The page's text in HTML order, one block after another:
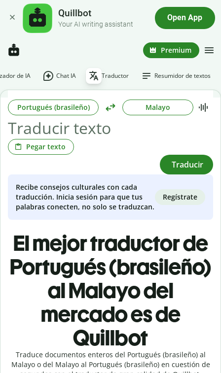
Quillbot
Your AI writing assistant
Open App
Premium
de IA Chat IA Traductor Resumidor de textos
Portugués (brasileño) Malayo
Pegar texto
Traducir
Recibe consejos culturales con cada
traducción. Inicia sesión para que tus
palabras conecten, no solo se traduzcan.
Regístrate
El mejor traductor de
Portugués (brasileño)
al Malayo del
mercado es de
Quillbot
Traduce documentos enteros del Portugués (brasileño) al
Malayo o del Malayo al Portugués (brasileño) en cuestión de